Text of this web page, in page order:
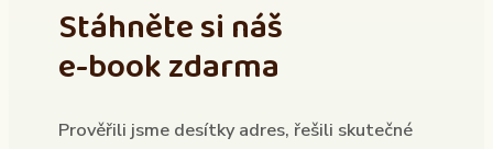
Stáhněte si náš
e-book zdarma
Prověřili jsme desítky adres, řešili skutečné